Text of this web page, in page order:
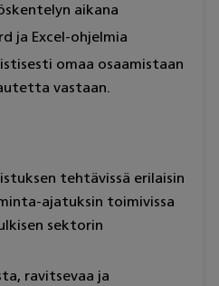
aikana
ja Excel-ohjelmia
omaa osaamistaan
vastaan.
tehtävissä erilaisin
ajatuksin toimivissa
sektorin
ravitsevaa ja